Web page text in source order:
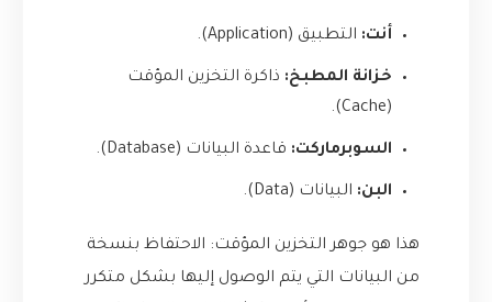
أنت: التطبيق (Application).
خزانة المطبخ: ذاكرة التخزين المؤقت
(Cache).
السوبرماركت: قاعدة البيانات (Database).
البن: البيانات (Data).
هذا هو جوهر التخزين المؤقت: الاحتفاظ بنسخة
من البيانات التي يتم الوصول إليها بشكل متكرر